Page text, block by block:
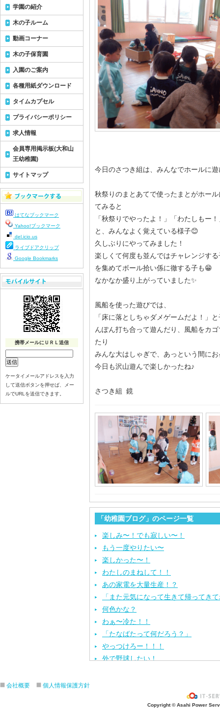
今日のさつき組は、みんなでホールに
秋祭りのまとあてで使ったまとがホー
てみると
「秋祭りでやったよ！」「わたしもー
と、みんなよく覚えている様子😊
久しぶりにやってみました！
楽しくて何度も並んではチャレンジす
を集めてボール拾い係に徹する子も😁
なかなか盛り上がっていました✨
風船を使った遊びでは、
「床に落としちゃダメゲームだよ！」
んぽん打ち合って遊んだり、風船をカ
たり
みんな大はしゃぎで、あっという間に
今日も沢山遊んで楽しかったね♪
さつき組 鏡
「幼稚園ブログ」のページ一覧
楽しみ〜！でも寂しい〜！
もう一度やりたい〜
楽しかった〜！
わたしのまねして！！
あの家電を大量生産！？
「また元気になって生きて帰ってき
何色かな？
わぁ〜冷た！！
「たなばたって何だろう？」
やっつけろー！！！
外で野球したい！
あの先生はだ〜れ？
学園の紹介
木の子ルーム
動画コーナー
木の子保育園
入園のご案内
各種用紙ダウンロード
タイムカプセル
プライバシーポリシー
求人情報
会員専用掲示板(大和山
王幼稚園)
サイトマップ
はてなブックマーク
Yahoo!ブックマーク
del.icio.us
ライブドアクリップ
Google Bookmarks
携帯メールにＵＲＬ送信
ケータイメールアドレスを入力
して送信ボタンを押せば、メー
ルでURLを送信できます。
会社概要 個人情報保護方針
Copyright © Asahi Power